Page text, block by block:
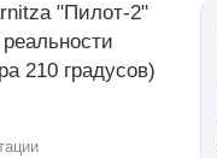
2"
210 градусов)